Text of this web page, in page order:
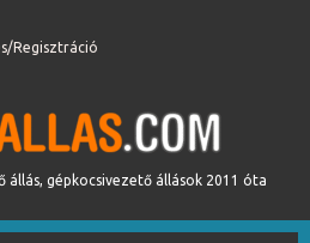
Regisztráció
állás, gépkocsivezető állások 2011 óta